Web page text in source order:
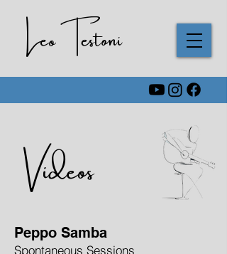
Leo Testoni
Videos
Peppo Samba
Spontaneous Sessions